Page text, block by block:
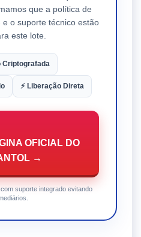
que a política de
e o suporte técnico estão
este lote.
Criptografada
⚡ Liberação Direta
OFICIAL DO
→
suporte integrado evitando